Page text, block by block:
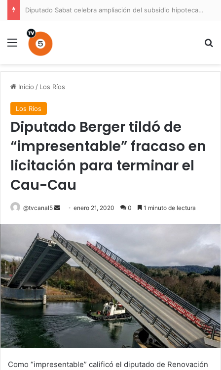
Diputado Sabat celebra ampliación del subsidio hipotecario con viviendas de hasta 6.000 UF
Menú
Inicio / Los Ríos
Los Ríos
Diputado Berger tildó de
“impresentable” fracaso en
licitación para terminar el
Cau-Cau
@tvcanal5
Sendenero 21, 2020 0 1 minuto de lectura
Como “impresentable” calificó el diputado de Renovación